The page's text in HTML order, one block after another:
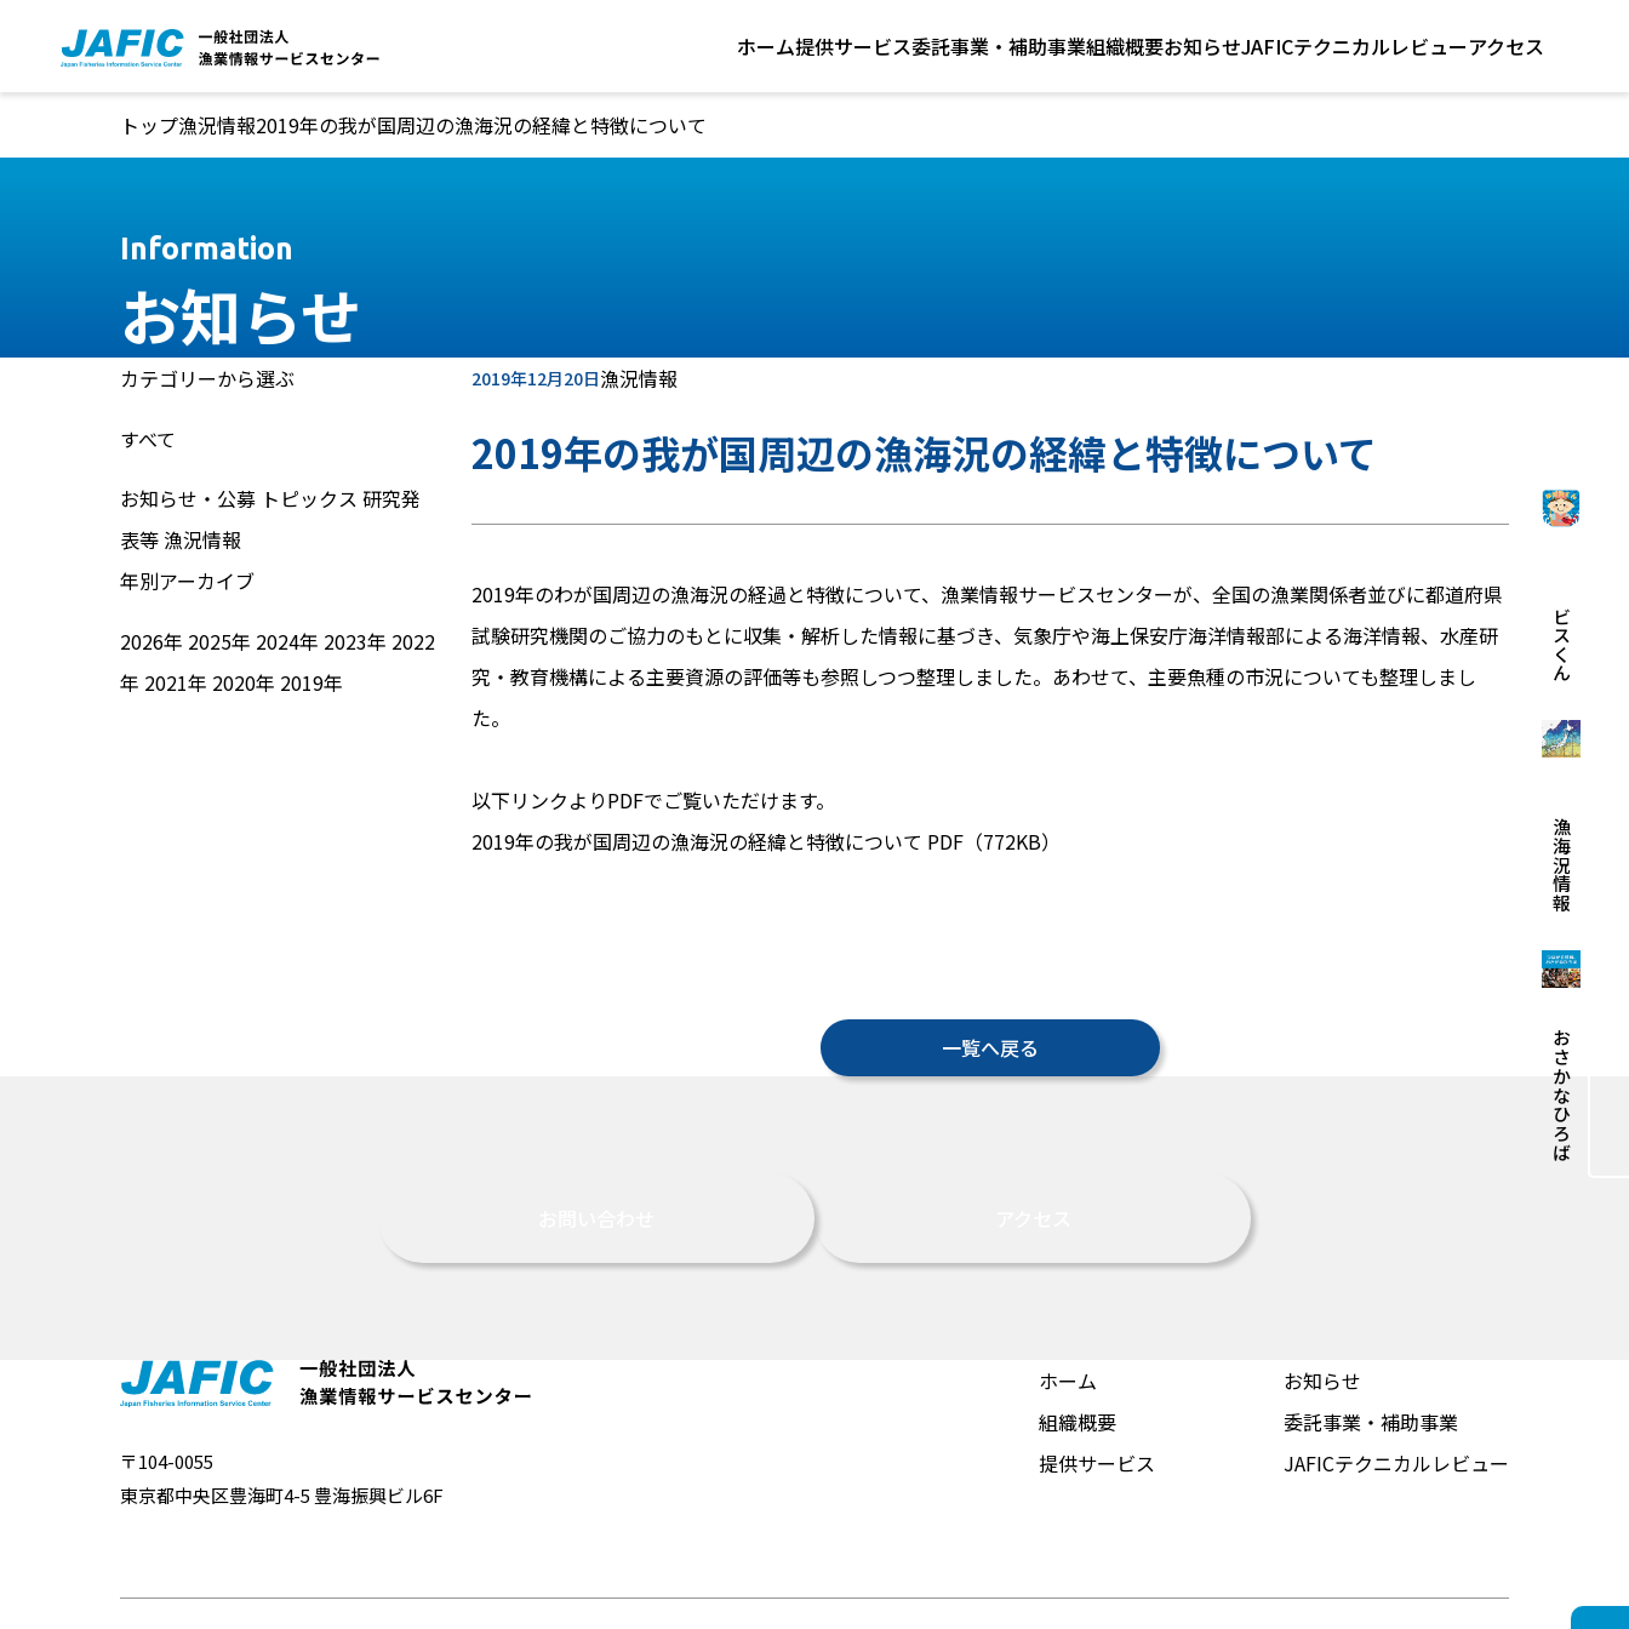
ホーム提供サービス委託事業・補助事業組織概要お知らせJAFICテクニカルレビューアクセス
エビスくん
漁海況情報
おさかなひろば
トップ漁況情報2019年の我が国周辺の漁海況の経緯と特徴について
お知らせ
Information
2019年12月20日漁況情報
2019年の我が国周辺の漁海況の経緯と特徴について
2019年のわが国周辺の漁海況の経過と特徴について、漁業情報サービスセンターが、全国の漁業関係者並びに都道府県
試験研究機関のご協力のもとに収集・解析した情報に基づき、気象庁や海上保安庁海洋情報部による海洋情報、水産研
究・教育機構による主要資源の評価等も参照しつつ整理しました。あわせて、主要魚種の市況についても整理しまし
た。
以下リンクよりPDFでご覧いただけます。
2019年の我が国周辺の漁海況の経緯と特徴について PDF（772KB）
一覧へ戻る
カテゴリーから選ぶ
すべて
お知らせ・公募 トピックス 研究発
表等 漁況情報
年別アーカイブ
2026年 2025年 2024年 2023年 2022
年 2021年 2020年 2019年
〒104-0055
東京都中央区豊海町4-5 豊海振興ビル6F
ホーム
組織概要
提供サービス
お知らせ
委託事業・補助事業
JAFICテクニカルレビュー